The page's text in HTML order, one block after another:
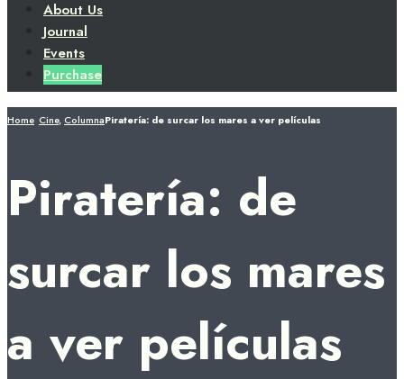
About Us
Journal
Events
Purchase
Home Cine,ColumnaPiratería: de surcar los mares a ver películas
Piratería: de
surcar los mares
a ver películas